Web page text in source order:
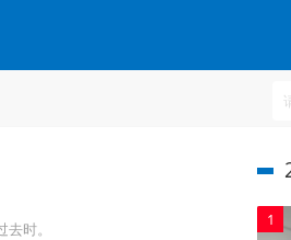
时。 1